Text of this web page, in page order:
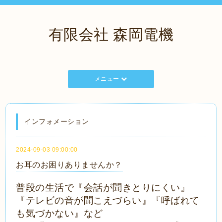
有限会社 森岡電機
メニュー
インフォメーション
2024-09-03 09:00:00
お耳のお困りありませんか？
普段の生活で『会話が聞きとりにくい』
『テレビの音が聞こえづらい』『呼ばれて
も気づかない』など